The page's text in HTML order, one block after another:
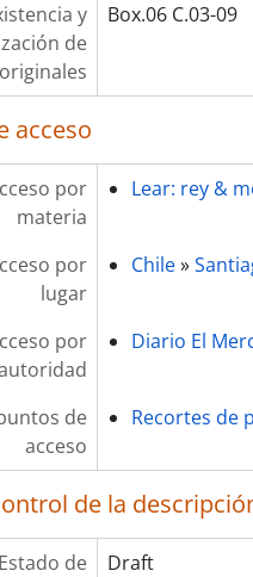
y
de
originales
Box.06 C.03-09
acceso
por
materia
Lear: rey &
por
lugar
Chile»
por
Diario El
de
acceso
Recortes de
de la
Estado de
Draft